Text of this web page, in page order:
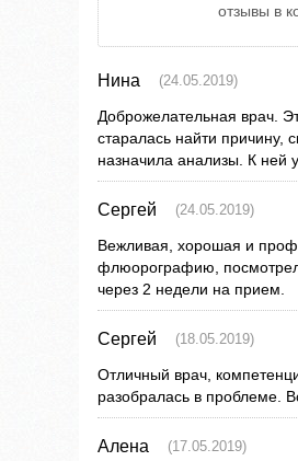
отзывы в
Нина (24.05.2019)
Доброжелательная врач.
старалась найти причину,
назначила анализы. К ней
Сергей (24.05.2019)
Вежливая, хорошая и
флюорографию,
через 2 недели на прием.
Сергей (18.05.2019)
Отличный врач,
разобралась в проблеме.
Алена (17.05.2019)